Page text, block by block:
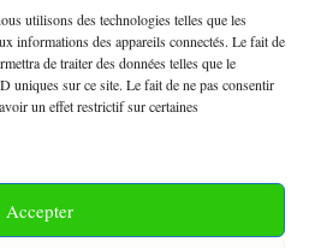
utilisons des technologies telles que les
informations des appareils connectés. Le fait de
de traiter des données telles que le
uniques sur ce site. Le fait de ne pas consentir
un effet restrictif sur certaines
Accepter
Boudon, 75016, Paris
Vente